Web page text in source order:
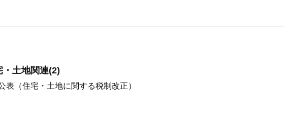
土地関連(2)
（住宅・土地に関する税制改正）